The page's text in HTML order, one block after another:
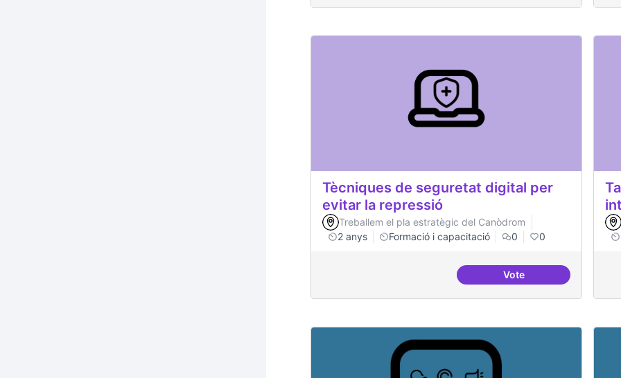
Tècniques de seguretat digital per
evitar la repressió
Treballem el pla estratègic del Canòdrom
2 anys
Formació i capacitació 0 0
VoteTècniques de